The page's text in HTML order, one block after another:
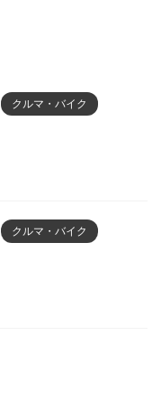
クルマ・バイク
クルマ・バイク